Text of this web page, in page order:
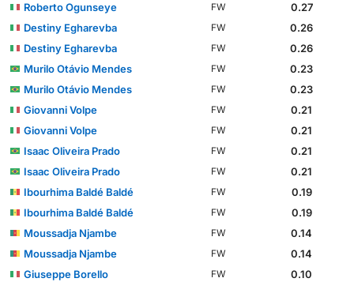
Roberto Ogunseye
FW
0.27
Destiny Egharevba
FW
0.26
Destiny Egharevba
FW
0.26
Murilo Otávio Mendes
FW
0.23
Murilo Otávio Mendes
FW
0.23
Giovanni Volpe
FW
0.21
Giovanni Volpe
FW
0.21
Isaac Oliveira Prado
FW
0.21
Isaac Oliveira Prado
FW
0.21
Ibourhima Baldé Baldé
FW
0.19
Ibourhima Baldé Baldé
FW
0.19
Moussadja Njambe
FW
0.14
Moussadja Njambe
FW
0.14
Giuseppe Borello
FW
0.10